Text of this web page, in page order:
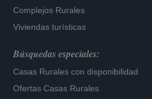
Complejos Rurales
Viviendas turísticas
Búsquedas especiales:
Casas Rurales con disponibilidad
Ofertas Casas Rurales